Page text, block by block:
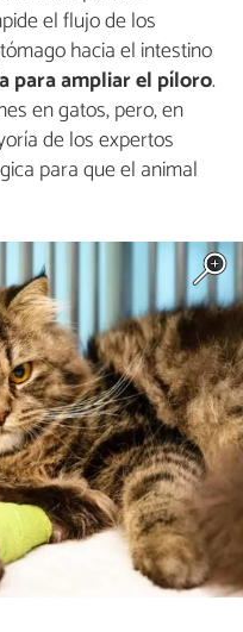
el flujo de los
hacia el intestino
para ampliar el píloro.
en gatos, pero, en
de los expertos
para que el animal